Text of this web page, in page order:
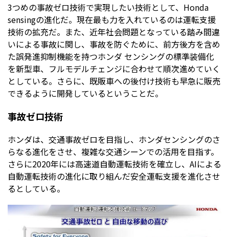
3つめの事故ゼロ技術で実現したい技術として、Honda
sensingの進化だ。現在最も力を入れているのは運転支援
技術の拡充だ。また、近年社会問題となっている踏み間違
いによる事故に関し、事故を防ぐために、前方後方を含め
た誤発進抑制機能を持つホンダ センシングの標準装備化
を新型車、フルモデルチェンジに合わせて順次進めていく
としている。さらに、既販車への後付け技術も早急に販売
できるように開発しているということだ。
事故ゼロ技術
ホンダは、交通事故ゼロを目指し、ホンダセンシングのさ
らなる進化をさせ、複雑な交通シーンでの活用を目指す。
さらに2020年には高速道自動運転技術を確立し、AIによる
自動運転技術の進化に取り組んだ安全運転支援を進化させ
るとしている。